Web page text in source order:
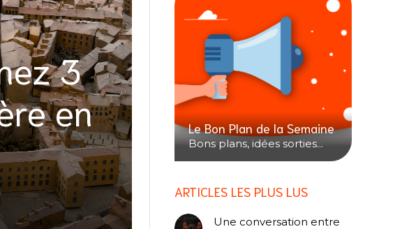
3
en
Le Bon Plan de la Semaine
Bons plans, idées sorties...
ARTICLES LES PLUS LUS
Une conversation entre